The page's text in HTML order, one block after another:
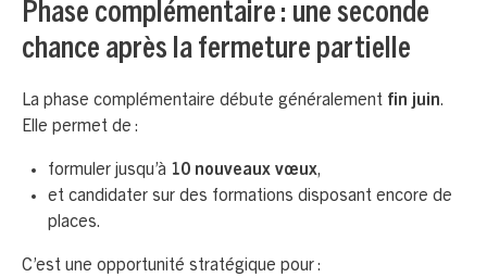
Phase complémentaire : une seconde
chance après la fermeture partielle
La phase complémentaire débute généralement fin juin.
Elle permet de :
formuler jusqu’à 10 nouveaux vœux,
et candidater sur des formations disposant encore de
places.
C’est une opportunité stratégique pour :